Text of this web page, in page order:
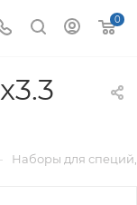
0
Наборы для